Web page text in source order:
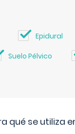
Epidural
Suelo Pélvico
qué se utiliza